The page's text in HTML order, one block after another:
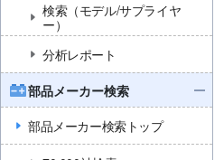
検索（モデル/サプライヤ
ー）
分析レポート
部品メーカー検索
部品メーカー検索トップ